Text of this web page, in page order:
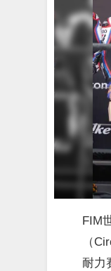
FIM
（
耐力